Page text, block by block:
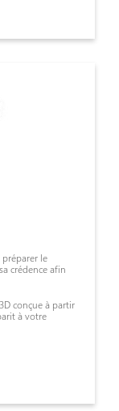
le
crédence afin
conçue à partir
à votre